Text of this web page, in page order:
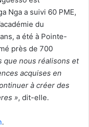
Nga a suivi 60 PME,
du
a été à Pointe-
près de 700
que nous réalisons et
acquises en
à créer des
», dit-elle.
.